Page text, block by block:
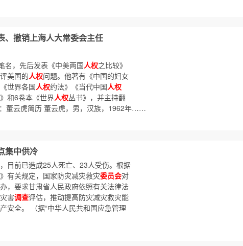
、撤销上海人大常委会主任
名，先后发表《中美两国人权之比较》
美国的人权问题。他著有《中国的妇女
世界各国人权约法》《当代中国人权
和6卷本《世界人权丛书》，并主持翻
董云虎简历 董云虎，男，汉族，1962年……
集中供冷
目前已造成25人死亡、23人受伤。根据
有关规定，国家防灾减灾救灾委员会对
，要求甘肃省人民政府依照有关法律法
害调查评估，推动提高防灾减灾救灾能
安全。 （据“中华人民共和国应急管理